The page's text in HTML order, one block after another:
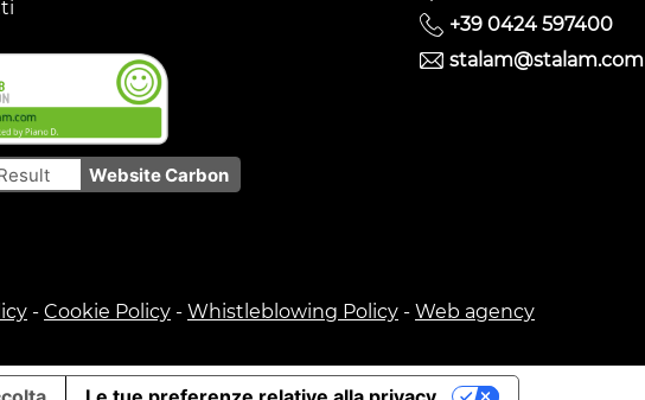
Website Carbon
+39 0424 597400
stalam@stalam.com
- Cookie Policy - Whistleblowing Policy - Web agency